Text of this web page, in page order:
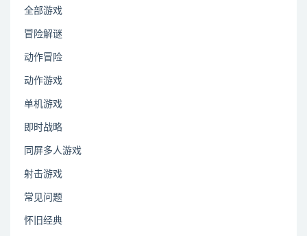
全部游戏
冒险解谜
动作冒险
动作游戏
单机游戏
即时战略
同屏多人游戏
射击游戏
常见问题
怀旧经典